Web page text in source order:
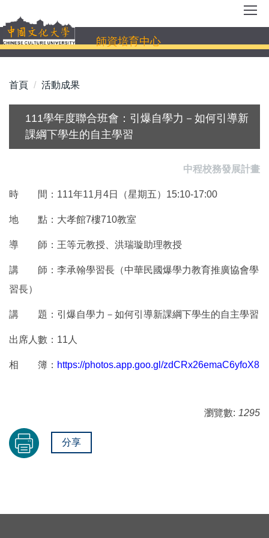
到
主
要
容
師資培育中心
首頁 活動成果
111學年度聯合班會：引爆自學力－如何引導新
課綱下學生的自主學習
中程校務發展計畫
時 間：111年11月4日（星期五）15:10-17:00
地 點：大孝館7樓710教室
導 師：王等元教授、洪瑞璇助理教授
講 師：李承翰學習長（中華民國爆學力教育推廣協會學
習長）
講 題：引爆自學力－如何引導新課綱下學生的自主學習
出席人數：11人
相 簿： https://photos.app.goo.gl/zdCRx26emaC6yfoX8
瀏覽數: 1295
分享